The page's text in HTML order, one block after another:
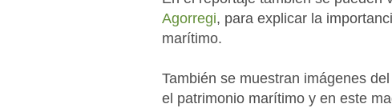
Agorregi, para explicar la
marítimo.
También se muestran imágenes
el patrimonio marítimo y en este